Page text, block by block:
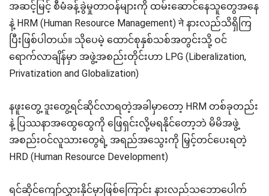
အဆင့်မြင့် စီမံခန့်ခွဲမှုတာဝန်များကို ထမ်းဆောင်နေသူတွေအနေ
နဲ့ HRM (Human Resource Management) ने နားလည်သိရှိကြ
ပြီးဖြစ်ပါတယ်။ သိုပေမဲ့ ထောင်စုနှစ်သစ်အတွင်းသို့ ဝင်
ရောက်လာချိန်မှာ အဖွဲ့အစည်းတိုင်းဟာ LPG (Liberalization,
Privatization and Globalization)
နဖူးတွေ့ ဒူးတွေ့ရင်ဆိုင်လာရတဲ့အခါမှာတော့ HRM တစ်ခုတည်း
နဲ့ ပြဿနာအထွေထွေကို ဖြေရှင်းလို့မရနိုင်တော့ဘဲ မိမိအဖွဲ့
အစည်းဝင်လူသားတွေရဲ့ အရည်အသွေးကို မြှင့်တင်ပေးရတဲ့
HRD (Human Resource Development)
ရင်ဆိုင်ကျော်လွှားနိုင်မှာဖြစ်ကြောင်း နားလည်သဘောပေါက်